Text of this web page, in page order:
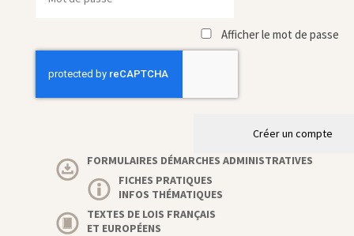
Afficher le mot de passe
Créer un compte
FORMULAIRES DÉMARCHES ADMINISTRATIVES
FICHES PRATIQUES
INFOS THÉMATIQUES
TEXTES DE LOIS FRANÇAIS
ET EUROPÉENS